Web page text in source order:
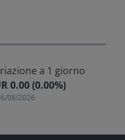
a 1 giorno
0.00 (0.00%)
08/2026